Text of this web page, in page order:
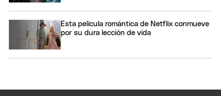
Esta película romántica de Netflix conmueve
por su dura lección de vida